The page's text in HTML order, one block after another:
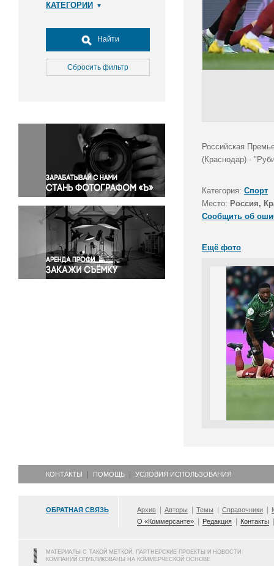
КАТЕГОРИИ
Досуг, туризм и отдых
Культура
Медицина
Окружающая среда
Политика
Правосудие
Происшествия и конфликты
Религия
Светская жизнь
Спорт
Экология
Экономика и бизнес
Найти
Сбросить фильтр
Российская
(Краснодар) -
Категория: Спорт
Место: Россия,
Сообщить об
Ещё фото
КОНТАКТЫ ПОМОЩЬ УСЛОВИЯ ИСПОЛЬЗОВАНИЯ
ОБРАТНАЯ СВЯЗЬ Архив Авторы Темы Справочники
О «Коммерсанте»
Редакция Контакты
МАТЕРИАЛЫ С ТАКОЙ МЕТКОЙ, ПАРТНЕРСКИЕ ПРОЕКТЫ И НОВОСТИ
КОМПАНИЙ ОПУБЛИКОВАНЫ НА КОММЕРЧЕСКОЙ ОСНОВЕ